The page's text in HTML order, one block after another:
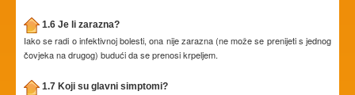
1.6 Je li zarazna?
Iako se radi o infektivnoj bolesti, ona nije zarazna (ne može se prenijeti s jednog
čovjeka na drugog) budući da se prenosi krpeljem.
1.7 Koji su glavni simptomi?